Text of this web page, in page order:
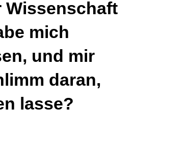
Wissenschaft
mich
und mir
daran,
lasse?